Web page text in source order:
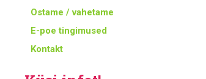
Ostame / vahetame
E-poe tingimused
Kontakt